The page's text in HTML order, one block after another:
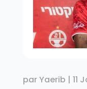
parYaerib | 11